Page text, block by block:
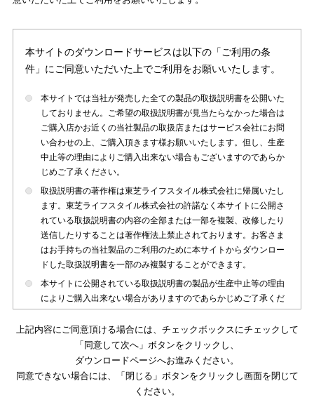
本サイトのダウンロードサービスは以下の「ご利用の条
件」にご同意いただいた上でご利用をお願いいたします。
本サイトでは当社が発売した全ての製品の取扱説明書を公開いた
しておりません。ご希望の取扱説明書が見当たらなかった場合は
ご購入店かお近くの当社製品の取扱店またはサービス会社にお問
い合わせの上、ご購入頂きます様お願いいたします。但し、生産
中止等の理由によりご購入出来ない場合もございますのであらか
じめご了承ください。
取扱説明書の著作権は東芝ライフスタイル株式会社に帰属いたし
ます。東芝ライフスタイル株式会社の許諾なく本サイトに公開さ
れている取扱説明書の内容の全部または一部を複製、改修したり
送信したりすることは著作権法上禁止されております。お客さま
はお手持ちの当社製品のご利用のために本サイトからダウンロー
ドした取扱説明書を一部のみ複製することができます。
本サイトに公開されている取扱説明書の製品が生産中止等の理由
によりご購入出来ない場合がありますのであらかじめご了承くだ
本サイトに公開されている取扱説明書は、製品が発売された時点
のものを掲載しております。従いまして本サイトに掲載されてい
る取扱説明書の記載内容とお客さまがお持ちの製品の仕様がその
後のマイナーチェンジ等で変更になる場合がございます。本サイ
トに公開されている取扱説明書の内容とお手持ちの製品の仕様に
上記内容にご同意頂ける場合には、チェックボックスにチェックして
「同意して次へ」ボタンをクリックし、
ダウンロードページへお進みください。
同意できない場合には、「閉じる」ボタンをクリックし画面を閉じて
ください。